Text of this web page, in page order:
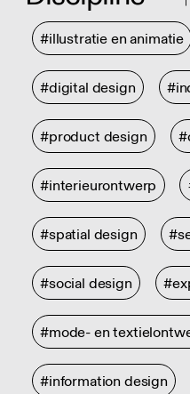
#illustratie en animatie
#digital design
#product design
#interieurontwerp
#spatial design
#social design
#mode- en
#information design